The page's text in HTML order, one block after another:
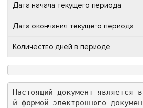
Дата начала текущего периода
Дата окончания текущего периода
Количество дней в периоде
Настоящий документ является
й формой электронного